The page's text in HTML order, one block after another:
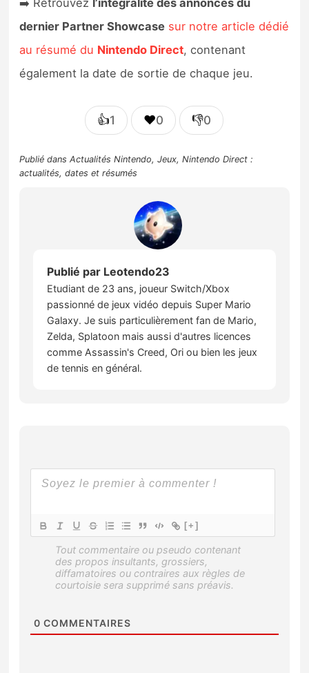
dernier Partner Showcase sur notre article dédié
au résumé du Nintendo Direct, contenant
également la date de sortie de chaque jeu.
👍1 ❤️0 👎0
Publié dansActualités Nintendo,Jeux,Nintendo Direct :
actualités, dates et résumés
Publié par Leotendo23
Etudiant de 23 ans, joueur Switch/Xbox
passionné de jeux vidéo depuis Super Mario
Galaxy. Je suis particulièrement fan de Mario,
Zelda, Splatoon mais aussi d'autres licences
comme Assassin's Creed, Ori ou bien les jeux
de tennis en général.
[+]
0 COMMENTAIRES